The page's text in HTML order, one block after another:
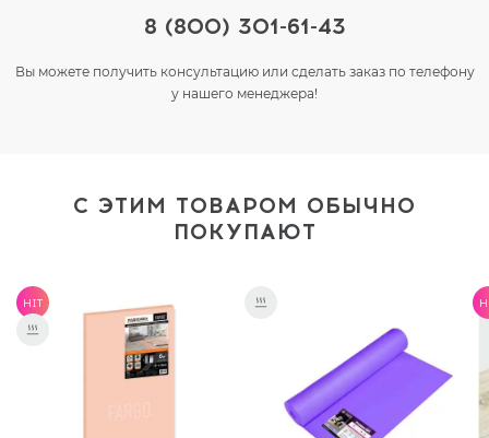
8 (800) 301-61-43
Вы можете получить консультацию или сделать заказ по телефону
у нашего менеджера!
С ЭТИМ ТОВАРОМ ОБЫЧНО
ПОКУПАЮТ
HIT